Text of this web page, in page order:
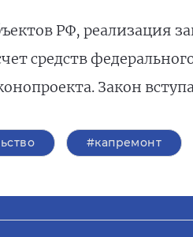
РФ, реализация
средств
Закон
#капремонт